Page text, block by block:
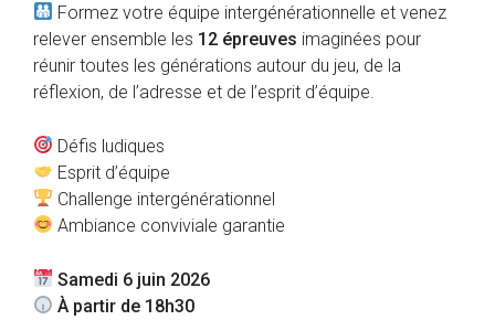
Formez votre équipe intergénérationnelle et venez
relever ensemble les 12 épreuves imaginées pour
réunir toutes les générations autour du jeu, de la
réflexion, de l’adresse et de l’esprit d’équipe.
Défis ludiques
Esprit d’équipe
Challenge intergénérationnel
Ambiance conviviale garantie
Samedi 6 juin 2026
À partir de 18h30